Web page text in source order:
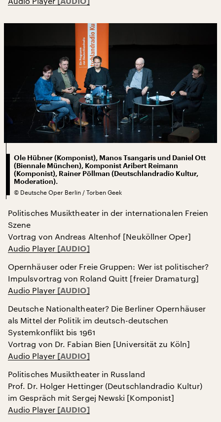
Ole Hübner (Komponist), Manos Tsangaris und Daniel Ott
(Biennale München), Komponist Aribert Reimann
(Komponist), Rainer Pöllman (Deutschlandradio Kultur,
Moderation).
© Deutsche Oper Berlin / Torben Geek
Politisches Musiktheater in der internationalen Freien
Szene
Vortrag von Andreas Altenhof [Neuköllner Oper]
Audio Player
Opernhäuser oder Freie Gruppen: Wer ist politischer?
Impulsvortrag von Roland Quitt [freier Dramaturg]
Audio Player
Deutsche Nationaltheater? Die Berliner Opernhäuser
als Mittel der Politik im deutsch-deutschen
Systemkonflikt bis 1961
Vortrag von Dr. Fabian Bien [Universität zu Köln]
Audio Player
Politisches Musiktheater in Russland
Prof. Dr. Holger Hettinger (Deutschlandradio Kultur)
im Gespräch mit Sergej Newski [Komponist]
Audio Player